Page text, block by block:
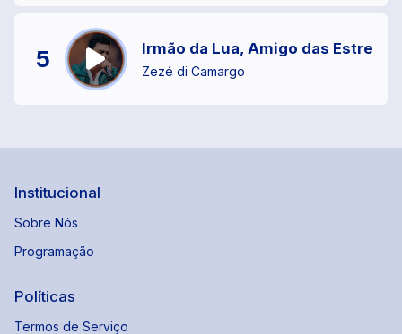
5 Irmão da Lua, Amigo das Estrelas
Zezé di Camargo
Institucional
Sobre Nós
Programação
Políticas
Termos de Serviço